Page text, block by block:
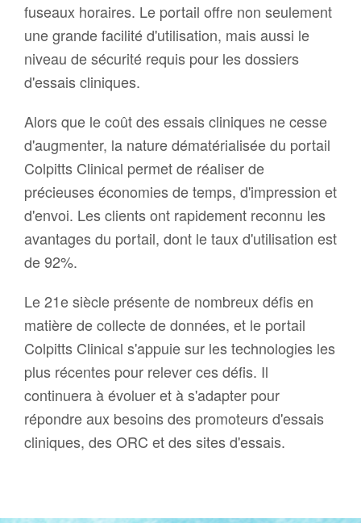
fuseaux horaires. Le portail offre non seulement
une grande facilité d'utilisation, mais aussi le
niveau de sécurité requis pour les dossiers
d'essais cliniques.
Alors que le coût des essais cliniques ne cesse
d'augmenter, la nature dématérialisée du portail
Colpitts Clinical permet de réaliser de
précieuses économies de temps, d'impression et
d'envoi. Les clients ont rapidement reconnu les
avantages du portail, dont le taux d'utilisation est
de 92%.
Le 21e siècle présente de nombreux défis en
matière de collecte de données, et le portail
Colpitts Clinical s'appuie sur les technologies les
plus récentes pour relever ces défis. Il
continuera à évoluer et à s'adapter pour
répondre aux besoins des promoteurs d'essais
cliniques, des ORC et des sites d'essais.